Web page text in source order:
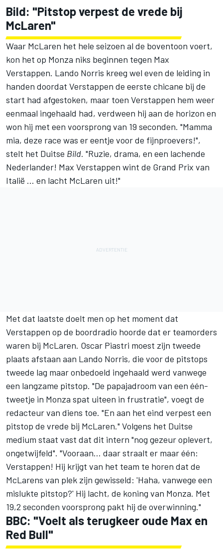
Bild: "Pitstop verpest de vrede bij
McLaren"
Waar McLaren het hele seizoen al de boventoon voert,
kon het op Monza niks beginnen tegen Max
Verstappen. Lando Norris kreeg wel even de leiding in
handen doordat Verstappen de eerste chicane bij de
start had afgestoken, maar toen Verstappen hem weer
eenmaal ingehaald had, verdween hij aan de horizon en
won hij met een voorsprong van 19 seconden. "Mamma
mia, deze race was er eentje voor de fijnproevers!",
stelt het Duitse Bild. "Ruzie, drama, en een lachende
Nederlander! Max Verstappen wint de Grand Prix van
Italië … en lacht McLaren uit!"
Met dat laatste doelt men op het moment dat
Verstappen op de boordradio hoorde dat er teamorders
waren bij McLaren. Oscar Piastri moest zijn tweede
plaats afstaan aan Lando Norris, die voor de pitstops
tweede lag maar onbedoeld ingehaald werd vanwege
een langzame pitstop. "De papajadroom van een één-
tweetje in Monza spat uiteen in frustratie", voegt de
redacteur van diens toe. "En aan het eind verpest een
pitstop de vrede bij McLaren." Volgens het Duitse
medium staat vast dat dit intern "nog gezeur oplevert,
ongetwijfeld". "Vooraan… daar straalt er maar één:
Verstappen! Hij krijgt van het team te horen dat de
McLarens van plek zijn gewisseld: 'Haha, vanwege een
mislukte pitstop?' Hij lacht, de koning van Monza. Met
19,2 seconden voorsprong pakt hij de overwinning."
BBC: "Voelt als terugkeer oude Max en
Red Bull"